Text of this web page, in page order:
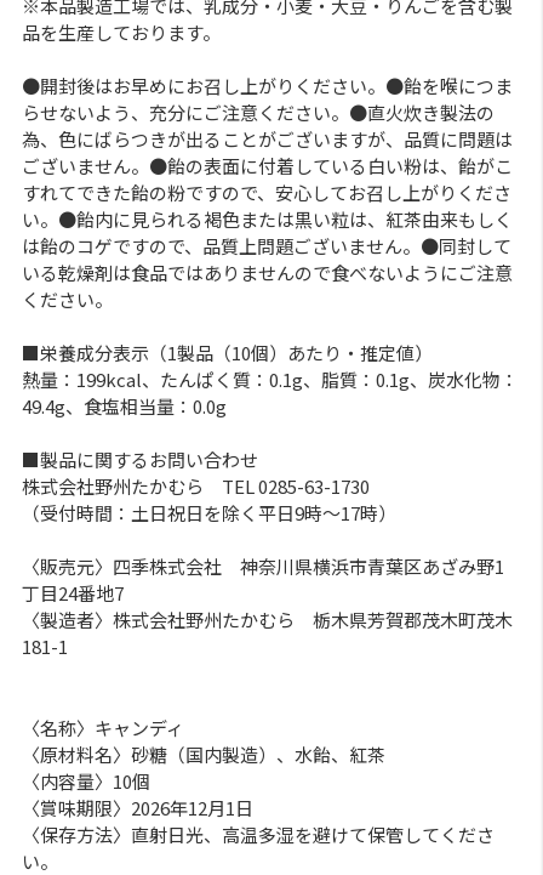
品を生産しております。
●開封後はお早めにお召し上がりください。●飴を喉につま
らせないよう、充分にご注意ください。●直火炊き製法の
為、色にばらつきが出ることがございますが、品質に問題は
ございません。●飴の表面に付着している白い粉は、飴がこ
すれてできた飴の粉ですので、安心してお召し上がりくださ
い。●飴内に見られる褐色または黒い粒は、紅茶由来もしく
は飴のコゲですので、品質上問題ございません。●同封して
いる乾燥剤は食品ではありませんので食べないようにご注意
ください。
■栄養成分表示（1製品（10個）あたり・推定値）
熱量：199kcal、たんぱく質：0.1g、脂質：0.1g、炭水化物：
49.4g、食塩相当量：0.0g
■製品に関するお問い合わせ
株式会社野州たかむら TEL 0285-63-1730
（受付時間：土日祝日を除く平日9時～17時）
〈販売元〉四季株式会社 神奈川県横浜市青葉区あざみ野1
丁目24番地7
〈製造者〉株式会社野州たかむら 栃木県芳賀郡茂木町茂木
181-1
〈名称〉キャンディ
〈原材料名〉砂糖（国内製造）、水飴、紅茶
〈内容量〉10個
〈賞味期限〉2026年12月1日
〈保存方法〉直射日光、高温多湿を避けて保管してくださ
い。